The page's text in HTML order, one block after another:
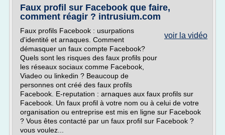
Faux profil sur Facebook que faire,
comment réagir ? intrusium.com
voir la vidéo
Faux profils Facebook : usurpations
d'identité et arnaques. Comment
démasquer un faux compte Facebook?
Quels sont les risques des faux profils pour
les réseaux sociaux comme Facebook,
Viadeo ou linkedin ? Beaucoup de
personnes ont créé des faux profils
Facebook. E-reputation : arnaques aux faux profils sur
Facebook. Un faux profil à votre nom ou à celui de votre
organisation ou entreprise est mis en ligne sur Facebook
? Vous êtes contacté par un faux profil sur Facebook ?
vous voulez...